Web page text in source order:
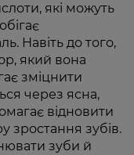
які можуть
Навіть до того,
який вона
зміцнити
через ясна,
відновити
зростання зубів.
зуби й